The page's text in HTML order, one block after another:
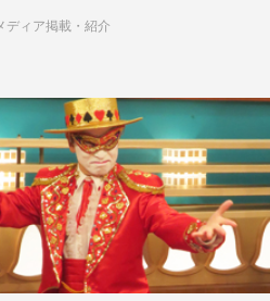
ベテラン芸能人がト
ディア掲載・紹介